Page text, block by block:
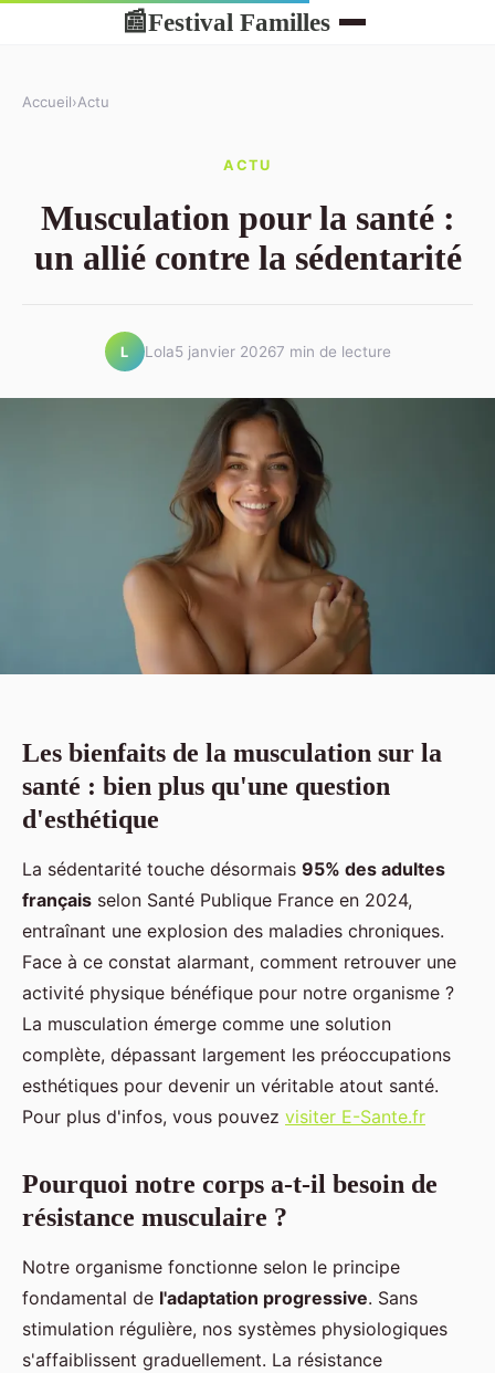
📰Festival Familles
Accueil›Actu
ACTU
Musculation pour la santé :
un allié contre la sédentarité
L Lola5 janvier 20267 min de lecture
Les bienfaits de la musculation sur la
santé : bien plus qu'une question
d'esthétique
La sédentarité touche désormais 95% des adultes
français selon Santé Publique France en 2024,
entraînant une explosion des maladies chroniques.
Face à ce constat alarmant, comment retrouver une
activité physique bénéfique pour notre organisme ?
La musculation émerge comme une solution
complète, dépassant largement les préoccupations
esthétiques pour devenir un véritable atout santé.
Pour plus d'infos, vous pouvez visiter E-Sante.fr
Pourquoi notre corps a-t-il besoin de
résistance musculaire ?
Notre organisme fonctionne selon le principe
fondamental de l'adaptation progressive. Sans
stimulation régulière, nos systèmes physiologiques
s'affaiblissent graduellement. La résistance